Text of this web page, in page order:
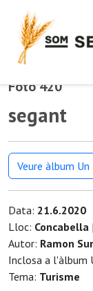
Foto 420
segant
Veure àlbum
Data: 21.6.2020
Lloc: Concabella
Autor: Ramon
Inclosa a l'àlbum
Tema: Turisme